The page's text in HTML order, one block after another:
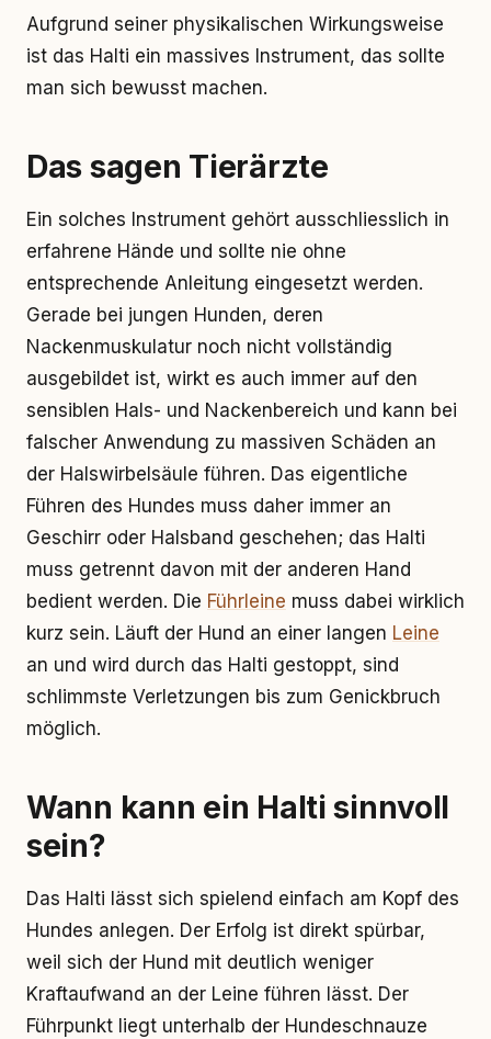
Aufgrund seiner physikalischen Wirkungsweise
ist das Halti ein massives Instrument, das sollte
man sich bewusst machen.
Das sagen Tierärzte
Ein solches Instrument gehört ausschliesslich in
erfahrene Hände und sollte nie ohne
entsprechende Anleitung eingesetzt werden.
Gerade bei jungen Hunden, deren
Nackenmuskulatur noch nicht vollständig
ausgebildet ist, wirkt es auch immer auf den
sensiblen Hals- und Nackenbereich und kann bei
falscher Anwendung zu massiven Schäden an
der Halswirbelsäule führen. Das eigentliche
Führen des Hundes muss daher immer an
Geschirr oder Halsband geschehen; das Halti
muss getrennt davon mit der anderen Hand
bedient werden. Die Führleine muss dabei wirklich
kurz sein. Läuft der Hund an einer langen Leine
an und wird durch das Halti gestoppt, sind
schlimmste Verletzungen bis zum Genickbruch
möglich.
Wann kann ein Halti sinnvoll
sein?
Das Halti lässt sich spielend einfach am Kopf des
Hundes anlegen. Der Erfolg ist direkt spürbar,
weil sich der Hund mit deutlich weniger
Kraftaufwand an der Leine führen lässt. Der
Führpunkt liegt unterhalb der Hundeschnauze